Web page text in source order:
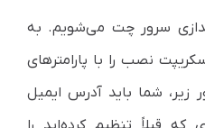
سرور چت می‌شویم. به
نصب را با پارامترهای
زیر، شما باید آدرس ایمیل